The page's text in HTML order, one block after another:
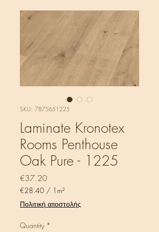
SKU: 7875651225
Laminate Kronotex
Rooms Penthouse
Oak Pure - 1225
€37.20Price
€28.40 / 1m²
€28.40
per
Square
Πολιτική αποστολής
Quantity *